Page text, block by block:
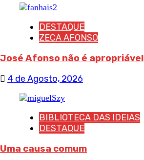
DESTAQUE
ZECA AFONSO
José Afonso não é apropriável
4 de Agosto, 2026
BIBLIOTECA DAS IDEIAS
DESTAQUE
Uma causa comum